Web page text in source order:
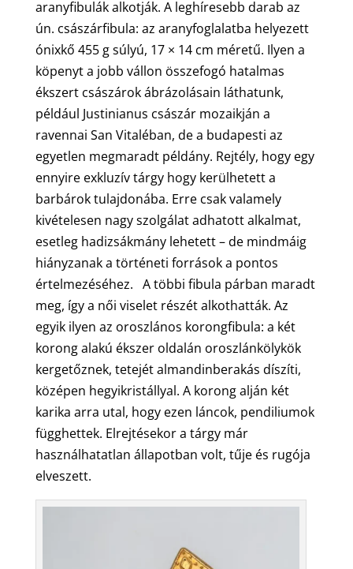
aranyfibulák alkotják. A leghíresebb darab az
ún. császárfibula: az aranyfoglalatba helyezett
ónixkő 455 g súlyú, 17 × 14 cm méretű. Ilyen a
köpenyt a jobb vállon összefogó hatalmas
ékszert császárok ábrázolásain láthatunk,
például Justinianus császár mozaikján a
ravennai San Vitaléban, de a budapesti az
egyetlen megmaradt példány. Rejtély, hogy egy
ennyire exkluzív tárgy hogy kerülhetett a
barbárok tulajdonába. Erre csak valamely
kivételesen nagy szolgálat adhatott alkalmat,
esetleg hadizsákmány lehetett – de mindmáig
hiányzanak a történeti források a pontos
értelmezéséhez. A többi fibula párban maradt
meg, így a női viselet részét alkothatták. Az
egyik ilyen az oroszlános korongfibula: a két
korong alakú ékszer oldalán oroszlánkölykök
kergetőznek, tetejét almandinberakás díszíti,
középen hegyikristállyal. A korong alján két
karika arra utal, hogy ezen láncok, pendiliumok
függhettek. Elrejtésekor a tárgy már
használhatatlan állapotban volt, tűje és rugója
elveszett.